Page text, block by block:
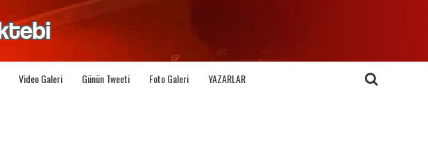
Video Galeri Günün Tweeti Foto Galeri YAZARLAR